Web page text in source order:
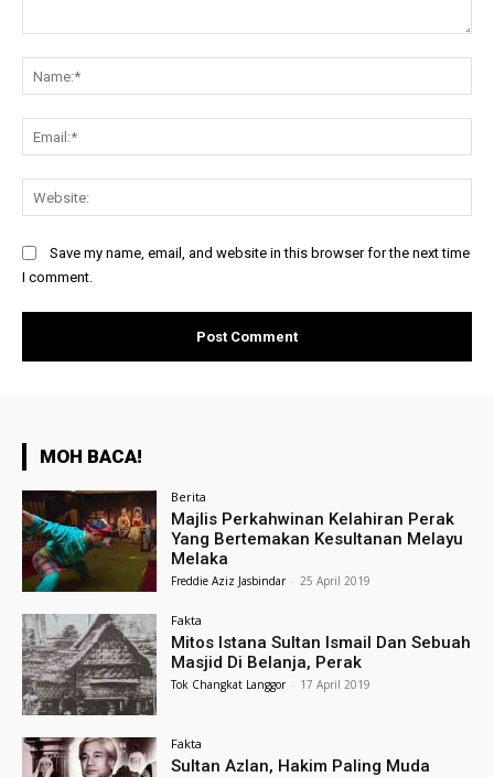
Save my name, email, and website in this browser for the next time
I comment.
MOH BACA!
Berita
Majlis Perkahwinan Kelahiran Perak
Yang Bertemakan Kesultanan Melayu
Melaka
Freddie Aziz Jasbindar - 25 April 2019
Fakta
Mitos Istana Sultan Ismail Dan Sebuah
Masjid Di Belanja, Perak
Tok Changkat Langgor - 17 April 2019
Fakta
Sultan Azlan, Hakim Paling Muda